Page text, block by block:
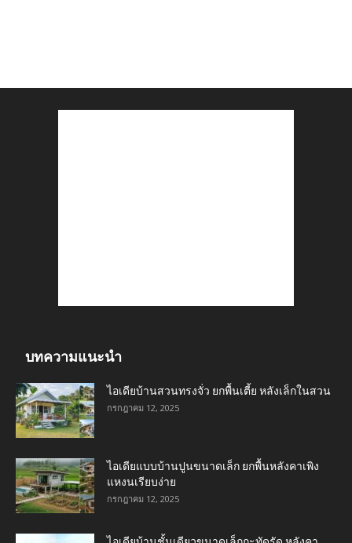
บทความแนะนำ
ไอเดียบ้านสวนทรงจั่ว ยกพื้นเตี้ย หลังเล็กในสวน
กรกฎาคม 12, 2025
ไอเดียแบบบ้านปูนขนาดเล็ก ยกพื้นหลังคาเพิง
แหงนเรียบง่าย
กรกฎาคม 12, 2025